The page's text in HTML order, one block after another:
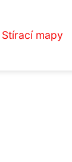
Stírací mapy